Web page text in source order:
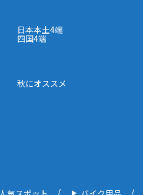
日本本土4端
四国4端
秋にオススメ